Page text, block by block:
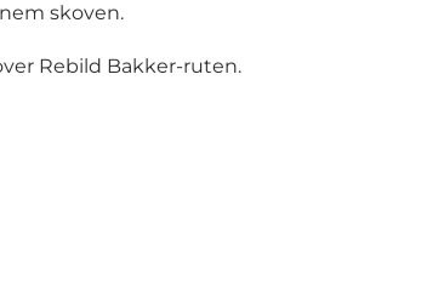
skoven.
Rebild Bakker-ruten.